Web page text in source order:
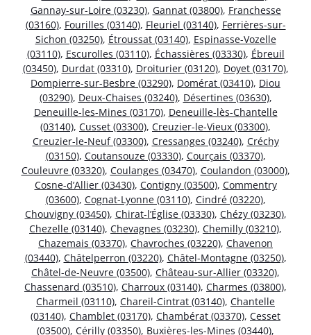
Gannay-sur-Loire (03230), Gannat (03800), Franchesse
(03160), Fourilles (03140), Fleuriel (03140), Ferrières-sur-
Sichon (03250), Étroussat (03140), Espinasse-Vozelle
(03110), Escurolles (03110), Échassières (03330), Ébreuil
(03450), Durdat (03310), Droiturier (03120), Doyet (03170),
Dompierre-sur-Besbre (03290), Domérat (03410), Diou
(03290), Deux-Chaises (03240), Désertines (03630),
Deneuille-les-Mines (03170), Deneuille-lès-Chantelle
(03140), Cusset (03300), Creuzier-le-Vieux (03300),
Creuzier-le-Neuf (03300), Cressanges (03240), Créchy
(03150), Coutansouze (03330), Courçais (03370),
Couleuvre (03320), Coulanges (03470), Coulandon (03000),
Cosne-d’Allier (03430), Contigny (03500), Commentry
(03600), Cognat-Lyonne (03110), Cindré (03220),
Chouvigny (03450), Chirat-l’Église (03330), Chézy (03230),
Chezelle (03140), Chevagnes (03230), Chemilly (03210),
Chazemais (03370), Chavroches (03220), Chavenon
(03440), Châtelperron (03220), Châtel-Montagne (03250),
Châtel-de-Neuvre (03500), Château-sur-Allier (03320),
Chassenard (03510), Charroux (03140), Charmes (03800),
Charmeil (03110), Chareil-Cintrat (03140), Chantelle
(03140), Chamblet (03170), Chambérat (03370), Cesset
(03500), Cérilly (03350), Buxières-les-Mines (03440),